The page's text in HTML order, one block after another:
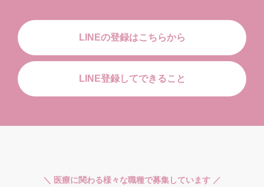
LINEの登録はこちらから
LINE登録してできること
＼ 医療に関わる様々な職種で募集しています ／